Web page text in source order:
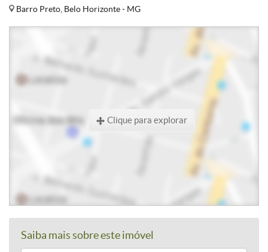
Barro Preto, Belo Horizonte - MG
Clique para explorar
Saiba mais sobre este imóvel